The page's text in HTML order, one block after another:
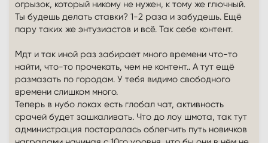
вернётся к своим истокам базара, да и новички будут видеть
активную торговлю везде, а так, кажется, что серв дохлый, а
на мдт боты нескольких игроков, хоть это и не так.
огрызок, который никому не нужен, к тому же глючный.
Ты будешь делать ставки? 1-2 раза и забудешь. Ещё
пару таких же энтузиастов и всё. Так себе контент.
Мдт и так иной раз забирает много времени что-то
найти, что-то прочекать, чем не контент.. А тут ещё
размазать по городам. У тебя видимо свободного
времени слишком много.
Теперь в нубо локах есть глобал чат, активность
срачей будет зашкаливать. Что до лоу шмота, так тут
администрация постаралась облегчить путь новичков